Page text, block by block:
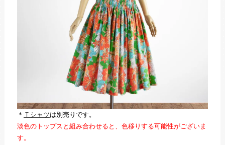
＊ Ｔシャツは別売りです。
淡色のトップスと組み合わせると、色移りする可能性がございま
す。